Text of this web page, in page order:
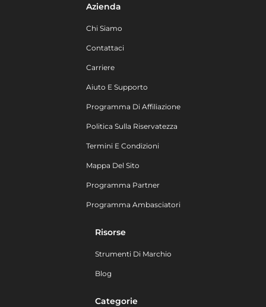
Azienda
Chi Siamo
Contattaci
Carriere
Aiuto E Supporto
Programma Di Affiliazione
Politica Sulla Riservatezza
Termini E Condizioni
Mappa Del Sito
Programma Partner
Programma Ambasciatori
Risorse
Strumenti Di Marchio
Blog
Categorie